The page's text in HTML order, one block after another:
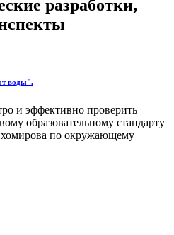
разработки,
воды".
и эффективно проверить
образовательному стандарту
по окружающему